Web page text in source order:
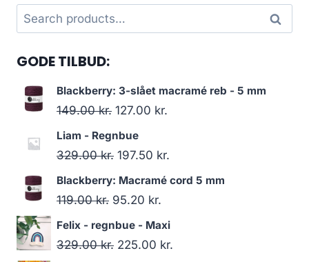
Search
for:
Search
GODE TILBUD:
Blackberry: 3-slået macramé reb - 5 mm
149.00kr. 127.00 kr.
Liam - Regnbue
329.00kr. 197.50 kr.
Blackberry: Macramé cord 5 mm
119.00kr. 95.20 kr.
Felix - regnbue - Maxi
329.00kr. 225.00 kr.